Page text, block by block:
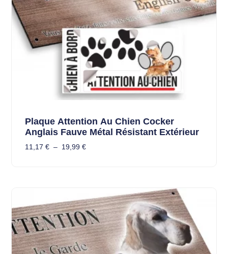
Plaque Attention Au Chien Cocker
Anglais Fauve Métal Résistant Extérieur
11,17 € – 19,99 €